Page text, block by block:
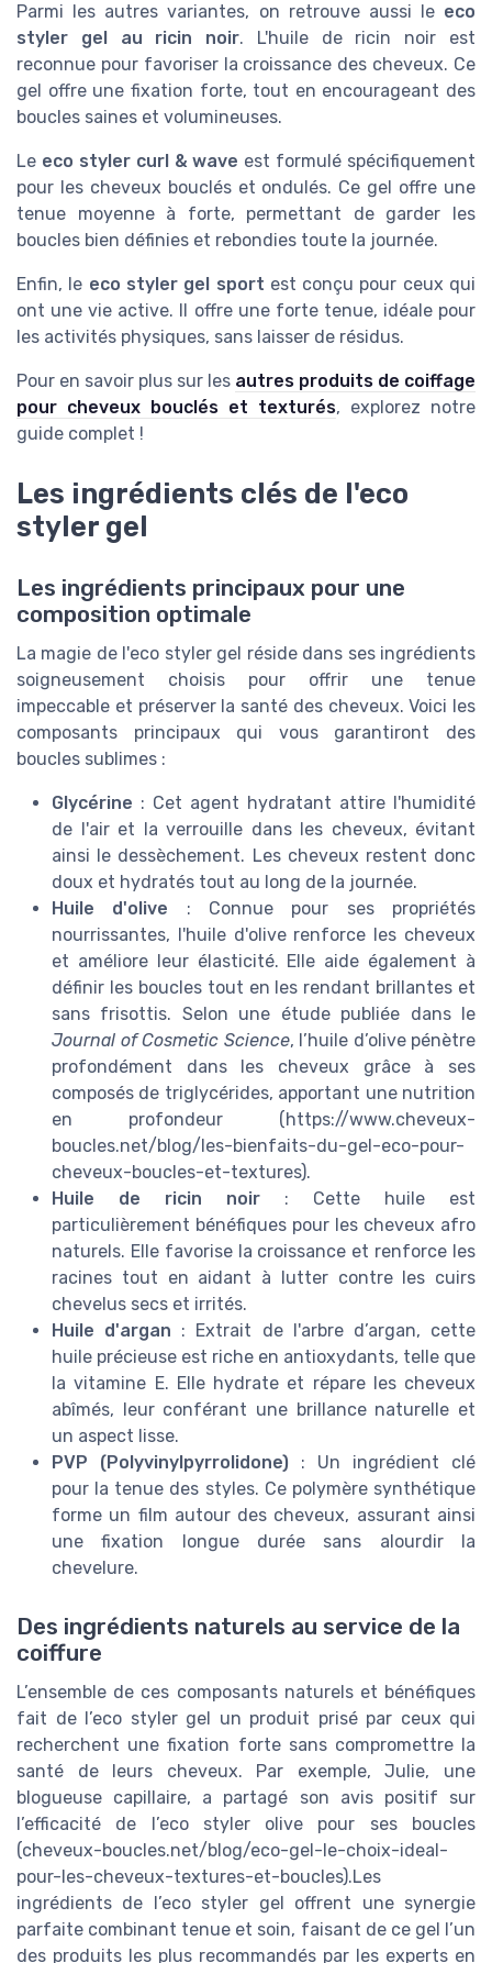
Parmi les autres variantes, on retrouve aussi le eco
styler gel au ricin noir. L'huile de ricin noir est
reconnue pour favoriser la croissance des cheveux. Ce
gel offre une fixation forte, tout en encourageant des
boucles saines et volumineuses.
Le eco styler curl & wave est formulé spécifiquement
pour les cheveux bouclés et ondulés. Ce gel offre une
tenue moyenne à forte, permettant de garder les
boucles bien définies et rebondies toute la journée.
Enfin, le eco styler gel sport est conçu pour ceux qui
ont une vie active. Il offre une forte tenue, idéale pour
les activités physiques, sans laisser de résidus.
Pour en savoir plus sur les autres produits de coiffage
pour cheveux bouclés et texturés, explorez notre
guide complet !
Les ingrédients clés de l'eco
styler gel
Les ingrédients principaux pour une
composition optimale
La magie de l'eco styler gel réside dans ses ingrédients
soigneusement choisis pour offrir une tenue
impeccable et préserver la santé des cheveux. Voici les
composants principaux qui vous garantiront des
boucles sublimes :
Glycérine : Cet agent hydratant attire l'humidité
de l'air et la verrouille dans les cheveux, évitant
ainsi le dessèchement. Les cheveux restent donc
doux et hydratés tout au long de la journée.
Huile d'olive : Connue pour ses propriétés
nourrissantes, l'huile d'olive renforce les cheveux
et améliore leur élasticité. Elle aide également à
définir les boucles tout en les rendant brillantes et
sans frisottis. Selon une étude publiée dans le
Journal of Cosmetic Science, l’huile d’olive pénètre
profondément dans les cheveux grâce à ses
composés de triglycérides, apportant une nutrition
en profondeur (https://www.cheveux-
boucles.net/blog/les-bienfaits-du-gel-eco-pour-
cheveux-boucles-et-textures).
Huile de ricin noir : Cette huile est
particulièrement bénéfiques pour les cheveux afro
naturels. Elle favorise la croissance et renforce les
racines tout en aidant à lutter contre les cuirs
chevelus secs et irrités.
Huile d'argan : Extrait de l'arbre d’argan, cette
huile précieuse est riche en antioxydants, telle que
la vitamine E. Elle hydrate et répare les cheveux
abîmés, leur conférant une brillance naturelle et
un aspect lisse.
PVP (Polyvinylpyrrolidone) : Un ingrédient clé
pour la tenue des styles. Ce polymère synthétique
forme un film autour des cheveux, assurant ainsi
une fixation longue durée sans alourdir la
chevelure.
Des ingrédients naturels au service de la
coiffure
L’ensemble de ces composants naturels et bénéfiques
fait de l’eco styler gel un produit prisé par ceux qui
recherchent une fixation forte sans compromettre la
santé de leurs cheveux. Par exemple, Julie, une
blogueuse capillaire, a partagé son avis positif sur
l’efficacité de l’eco styler olive pour ses boucles
(cheveux-boucles.net/blog/eco-gel-le-choix-ideal-
pour-les-cheveux-textures-et-boucles).Les
ingrédients de l’eco styler gel offrent une synergie
parfaite combinant tenue et soin, faisant de ce gel l’un
des produits les plus recommandés par les experts en